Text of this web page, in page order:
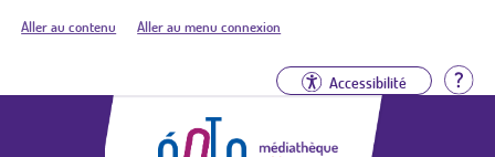
Aller au contenu Aller au menu connexion
Accessibilité